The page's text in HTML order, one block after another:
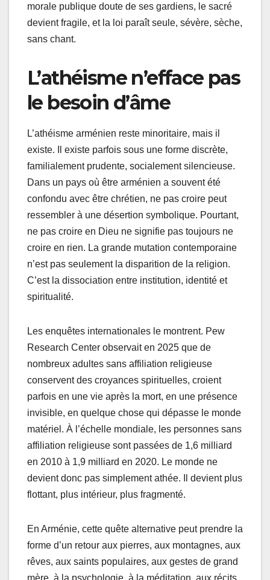
morale publique doute de ses gardiens, le sacré
devient fragile, et la loi paraît seule, sévère, sèche,
sans chant.
L’athéisme n’efface pas
le besoin d’âme
L’athéisme arménien reste minoritaire, mais il
existe. Il existe parfois sous une forme discrète,
familialement prudente, socialement silencieuse.
Dans un pays où être arménien a souvent été
confondu avec être chrétien, ne pas croire peut
ressembler à une désertion symbolique. Pourtant,
ne pas croire en Dieu ne signifie pas toujours ne
croire en rien. La grande mutation contemporaine
n’est pas seulement la disparition de la religion.
C’est la dissociation entre institution, identité et
spiritualité.
Les enquêtes internationales le montrent. Pew
Research Center observait en 2025 que de
nombreux adultes sans affiliation religieuse
conservent des croyances spirituelles, croient
parfois en une vie après la mort, en une présence
invisible, en quelque chose qui dépasse le monde
matériel. À l’échelle mondiale, les personnes sans
affiliation religieuse sont passées de 1,6 milliard
en 2010 à 1,9 milliard en 2020. Le monde ne
devient donc pas simplement athée. Il devient plus
flottant, plus intérieur, plus fragmenté.
En Arménie, cette quête alternative peut prendre la
forme d’un retour aux pierres, aux montagnes, aux
rêves, aux saints populaires, aux gestes de grand